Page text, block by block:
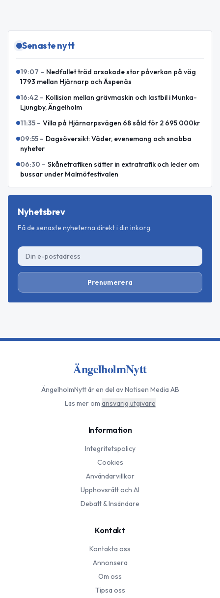
Senaste nytt
19:07 – Nedfallet träd orsakade stor påverkan på väg
1793 mellan Hjärnarp och Äspenäs
16:42 – Kollision mellan grävmaskin och lastbil i Munka-
Ljungby, Ängelholm
11:35 – Villa på Hjärnarpsvägen 68 såld för 2 695 000kr
09:55 – Dagsöversikt: Väder, evenemang och snabba
nyheter
06:30 – Skånetrafiken sätter in extratrafik och leder om
bussar under Malmöfestivalen
Nyhetsbrev
Få de senaste nyheterna direkt i din inkorg.
Prenumerera
ÄngelholmNytt
ÄngelholmNyttär en del av Notisen Media AB
Läs mer om ansvarig utgivare
Information
Integritetspolicy
Cookies
Användarvillkor
Upphovsrätt och AI
Debatt & Insändare
Kontakt
Kontakta oss
Annonsera
Om oss
Tipsa oss